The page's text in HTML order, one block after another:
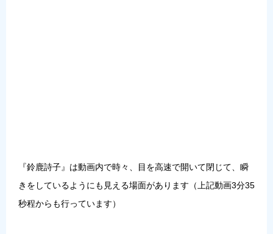
『鈴鹿詩子』は動画内で時々、目を高速で開いて閉じて、瞬
きをしているようにも見える場面があります（上記動画3分35
秒程からも行っています）